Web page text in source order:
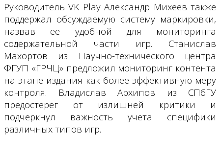
Руководитель VK Play Александр Михеев также
поддержал обсуждаемую систему маркировки,
назвав ее удобной для мониторинга
содержательной части игр. Станислав
Махортов из Научно-технического центра
ФГУП «ГРЧЦ» предложил мониторинг контента
на этапе издания как более эффективную меру
контроля. Владислав Архипов из СПбГУ
предостерег от излишней критики и
подчеркнул важность учета специфики
различных типов игр.